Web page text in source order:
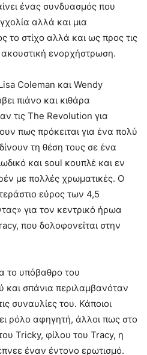
ένας συνδυασμός που
αλλά και μια
το στίχο αλλά και ως προς τις
ενορχήστρωση.
Coleman και Wendy
πιάνο και κιθάρα
τις The Revolution για
πως πρόκειται για ένα πολύ
τη θέση τους σε ένα
και soul κουπλέ και εν
με πολλές χρωματικές. Ο
εύρος των 4,5
για τον κεντρικό ήρωα
που δολοφονείται στην
το υπόβαθρο του
και σπάνια περιλαμβανόταν
συναυλίες του. Κάποιοι
ρόλο αφηγητή, άλλοι πως στο
Tricky, φίλου του Tracy, η
έναν έντονο ερωτισμό.